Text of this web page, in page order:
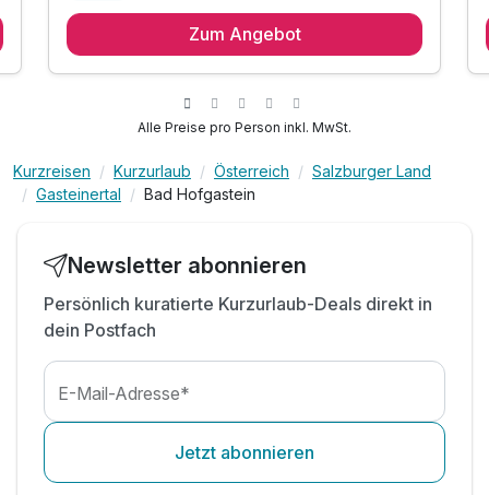
2 x reichhaltiges Frühstück vom Buffet
in den Sommermonaten inkl. Gasteiner
inkl. Badetasche -tücher, -mantel & -slipper
inkl. Teestation & 1 L Mineralwasser am Zimmer
inkl. Gastein Card mit vielen Mehrwerten
Zum Angebot
Alle Preise pro Person inkl. MwSt.
Kurzreisen Kurzurlaub Österreich
Salzburger Land
Gasteinertal
Bad Hofgastein
Newsletter abonnieren
Persönlich kuratierte Kurzurlaub-Deals direkt in
dein Postfach
E-Mail-Adresse*
Jetzt abonnieren